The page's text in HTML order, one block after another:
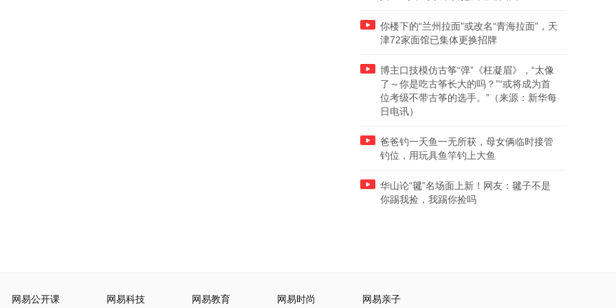
你楼下的“兰州拉面”或改名“青海拉面”，天
津72家面馆已集体更换招牌
博主口技模仿古筝“弹”《枉凝眉》，“太像
了～你是吃古筝长大的吗？”“或将成为首
位考级不带古筝的选手。”（来源：新华每
日电讯）
爸爸钓一天鱼一无所获，母女俩临时接管
钓位，用玩具鱼竿钓上大鱼
华山论“毽”名场面上新！网友：毽子不是
你踢我捡，我踢你捡吗
网易公开课 网易科技 网易教育 网易时尚 网易亲子